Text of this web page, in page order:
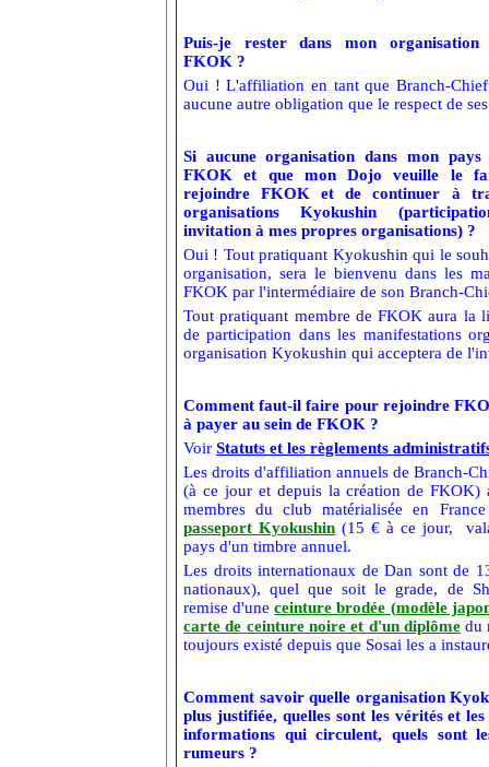
Puis-je rester dans mon
FKOK ?
Oui ! L'affiliation en tant que Branch-
aucune autre obligation que le respect de
Si aucune organisation dans mon
FKOK et que mon Dojo veuille le
rejoindre FKOK et de continuer à
organisations Kyokushin
invitation à mes propres organisations) ?
Oui ! Tout pratiquant Kyokushin qui le
organisation, sera le bienvenu dans les
FKOK par l'intermédiaire de son Branch-
Tout pratiquant membre de FKOK aura la
de participation dans les manifestations
organisation Kyokushin qui acceptera de
Comment faut-il faire pour rejoindre
à payer au sein de FKOK ?
Voir Statuts et les règlements
Les droits d'affiliation annuels de Branch-
(à ce jour et depuis la création de FKOK)
membres du club matérialisée en
passeport Kyokushin (15 € à ce jour,
pays d'un timbre annuel.
Les droits internationaux de Dan sont de
nationaux), quel que soit le grade, de
remise d'uneceinture brodée (modèle
carte de ceinture noire et d'un diplômedu
toujours existé depuis que Sosai les a
Comment savoir quelle organisation
plus justifiée, quelles sont les vérités et les
informations qui circulent, quels sont
rumeurs ?